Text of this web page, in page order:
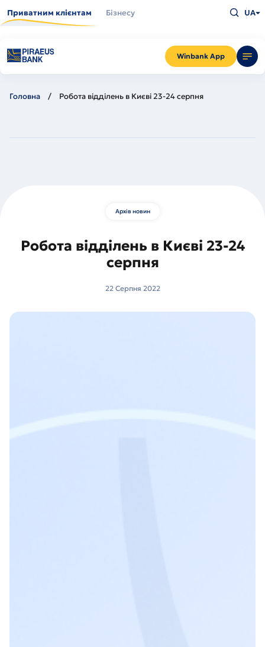
до
основного
Приватним клієнтам Бізнесу
Winbank App
що
Enter
UA
Головна Робота відділень в Києві 23-24 серпня
Архів новин
Робота відділень в Києві 23-24
серпня
22 Серпня 2022